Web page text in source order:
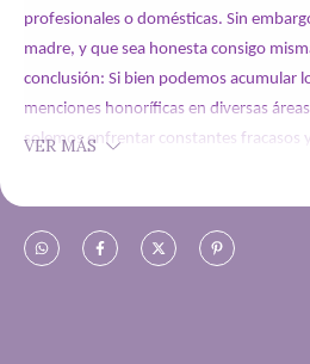
profesionales o domésticas. Sin
madre, y que sea honesta consigo
conclusión: Si bien podemos acumular
menciones honoríficas en diversas
solemos enfrentar constantes fracasos
expresamos.
VER MÁS